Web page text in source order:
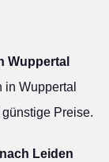
Wuppertal
Wuppertal
Preise.
Leiden